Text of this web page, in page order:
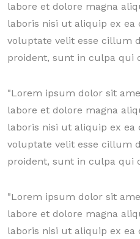
labore et dolore magna
laboris nisi ut aliquip ex
voluptate velit esse cillum
proident, sunt in culpa qui
"Lorem ipsum dolor sit
labore et dolore magna
laboris nisi ut aliquip ex
voluptate velit esse cillum
proident, sunt in culpa qui
"Lorem ipsum dolor sit
labore et dolore magna
laboris nisi ut aliquip ex